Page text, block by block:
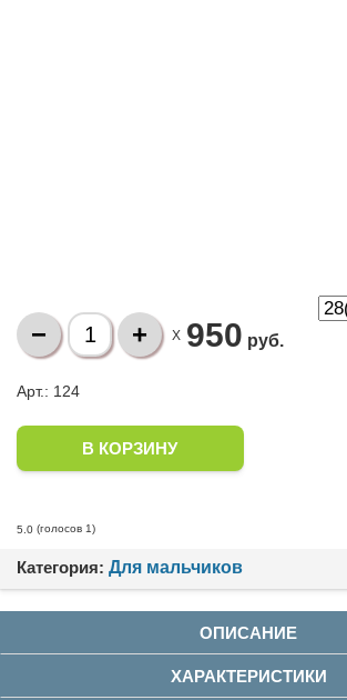
X 950 руб.
Арт.: 124
5.0 (голосов 1)
Категория: Для мальчиков
ОПИСАНИЕ
ХАРАКТЕРИСТИКИ